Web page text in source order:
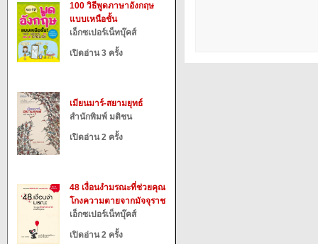
100 วิธีพูดภาษาอังกฤษ
แบบเหนือชั้น
เอ็กซเปอร์เน็ทบุ๊คส์
เปิดอ่าน 3 ครั้ง
เมียนมาร์-สยามยุทธ์
สำนักพิมพ์ มติชน
เปิดอ่าน 2 ครั้ง
48 เงื่อนงำมรณะที่ช่วยคุณ
โกงความตายจากมัจจุราช
เอ็กซเปอร์เน็ทบุ๊คส์
เปิดอ่าน 2 ครั้ง